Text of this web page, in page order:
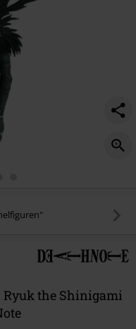
Ryuk the Shinigami